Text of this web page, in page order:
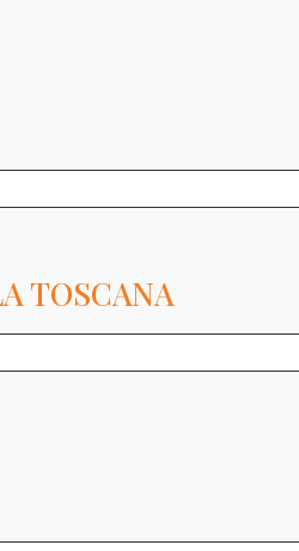
TOSCANA